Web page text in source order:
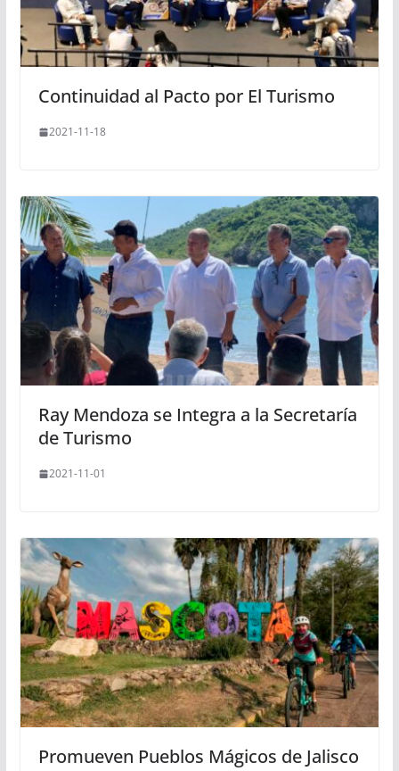
Continuidad al Pacto por El Turismo
2021-11-18
Ray Mendoza se Integra a la Secretaría
de Turismo
2021-11-01
Promueven Pueblos Mágicos de Jalisco